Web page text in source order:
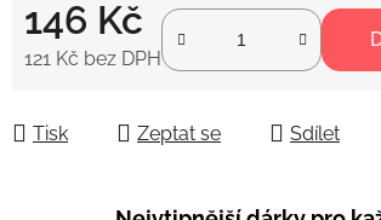
146 Kč
121 Kč bez DPH
Tisk Zeptat se Sdílet